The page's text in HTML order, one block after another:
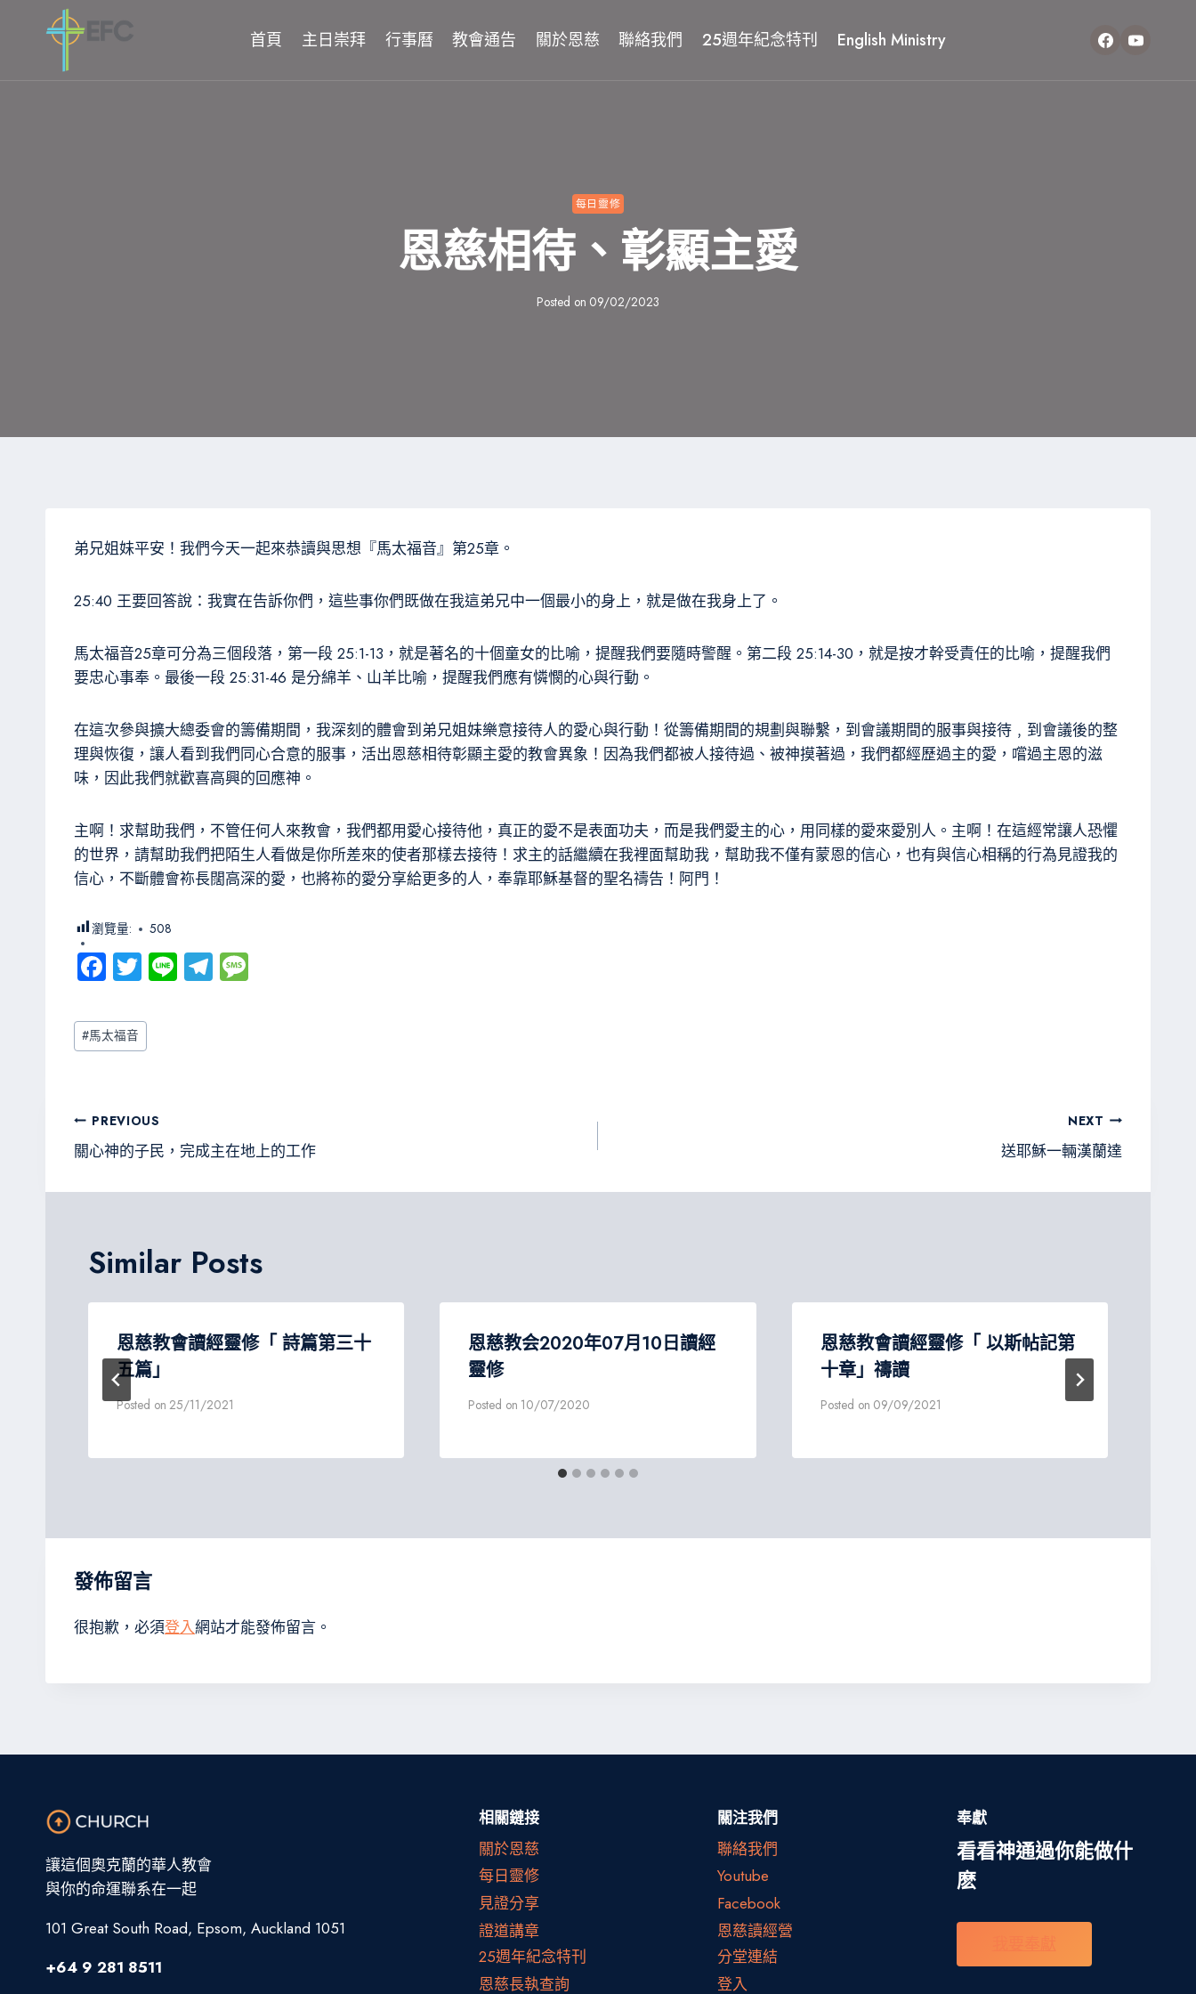
首頁 主日崇拜 行事曆 教會通告 關於恩慈 聯絡我們 25週年紀念特刊 English Ministry
每日靈修
恩慈相待、彰顯主愛
Posted on 09/02/2023
弟兄姐妹平安！我們今天一起來恭讀與思想『馬太福音』第25章。
25:40 王要回答說：我實在告訴你們，這些事你們既做在我這弟兄中一個最小的身上，就是做在我身上了。
馬太福音25章可分為三個段落，第一段 25:1-13，就是著名的十個童女的比喻，提醒我們要隨時警醒。第二段 25:14-30，就是按才幹受責任的比喻，提醒我們
要忠心事奉。最後一段 25:31-46 是分綿羊、山羊比喻，提醒我們應有憐憫的心與行動。
在這次參與擴大總委會的籌備期間，我深刻的體會到弟兄姐妹樂意接待人的愛心與行動！從籌備期間的規劃與聯繫，到會議期間的服事與接待﹐到會議後的整
理與恢復，讓人看到我們同心合意的服事，活出恩慈相待彰顯主愛的教會異象！因為我們都被人接待過、被神摸著過，我們都經歷過主的愛，嚐過主恩的滋
味，因此我們就歡喜高興的回應神。
主啊！求幫助我們，不管任何人來教會，我們都用愛心接待他，真正的愛不是表面功夫，而是我們愛主的心，用同樣的愛來愛別人。主啊！在這經常讓人恐懼
的世界，請幫助我們把陌生人看做是你所差來的使者那樣去接待！求主的話繼續在我裡面幫助我，幫助我不僅有蒙恩的信心，也有與信心相稱的行為見證我的
信心，不斷體會袮長闊高深的愛，也將袮的愛分享給更多的人，奉靠耶穌基督的聖名禱告！阿門！
瀏覽量: 508
Fa
ce
b
o
T
wi
tt
er
Li
ne
Te
le
Post
Tags:
#馬太福音
文
章
導
PREVIOUS
關心神的子民，完成主在地上的工作
NEXT
送耶穌一輛漢蘭達
Similar Posts
恩慈教會讀經靈修「 詩篇第三十
五篇」
Posted on 25/11/2021
恩慈教会2020年07月10日讀經
靈修
Posted on 10/07/2020
恩慈教會讀經靈修「 以斯帖記第
十章」禱讀
Posted on 09/09/2021
發佈留言
很抱歉，必須登入網站才能發佈留言。
讓這個奧克蘭的華人教會
與你的命運聯系在一起
101 Great South Road, Epsom, Auckland 1051
+64 9 281 8511
相關鏈接
關於恩慈
每日靈修
見證分享
證道講章
25週年紀念特刊
恩慈長執查詢
關注我們
聯絡我們
Youtube
Facebook
恩慈讀經營
分堂連結
登入
奉獻
看看神通過你能做什
麽